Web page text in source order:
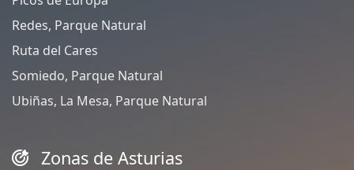
Redes, Parque Natural
Ruta del Cares
Somiedo, Parque Natural
Ubiñas, La Mesa, Parque Natural
Zonas de Asturias